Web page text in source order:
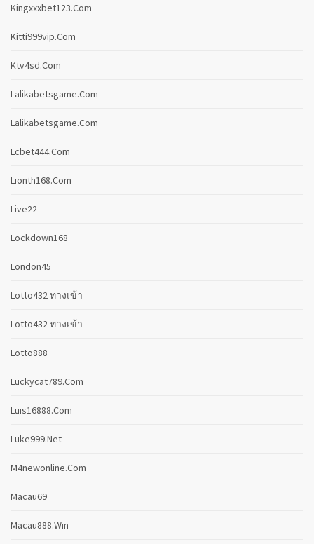
Kingxxxbet123.com
Kitti999vip.com
Ktv4sd.com
Lalikabetsgame.com
Lalikabetsgame.com
Lcbet444.com
Lionth168.com
Live22
Lockdown168
London45
Lotto432 ทางเข้า
Lotto432 ทางเข้า
Lotto888
Luckycat789.com
Luis16888.com
Luke999.net
M4newonline.com
Macau69
Macau888.win